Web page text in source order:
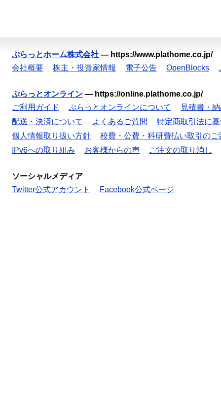
ぷらっとホーム株式会社 — https://www.plathome.co.jp/
会社概要
株主・投資家情報 電子公告 OpenBlocks
ぷらっとオンライン — https://online.plathome.co.jp/
ご利用ガイド
ぷらっとオンラインについて
見積書・
配送・決済について
よくあるご質問
特定商取引法に
個人情報取り扱い方針
校費・公費・科研費払い取引のご
IPv6への取り組み
お客様からの声 ご注文の取り消し
ソーシャルメディア
Twitter公式アカウント
Facebook公式ページ